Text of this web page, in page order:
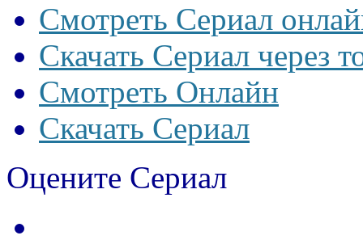
Смотреть Сериал
Скачать Сериал через
Смотреть Онлайн
Скачать Сериал
Оцените Сериал